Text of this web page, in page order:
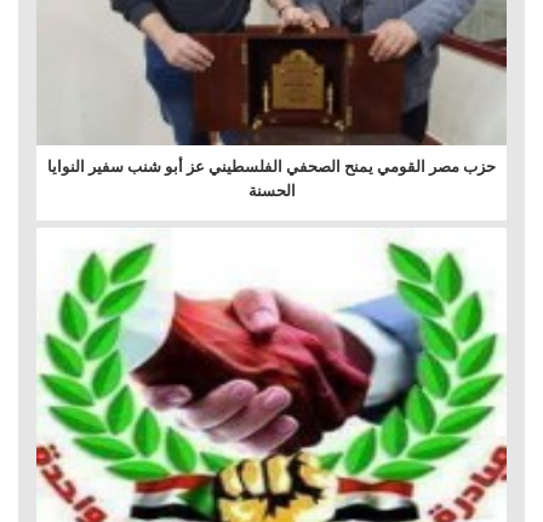
حزب مصر القومي يمنح الصحفي الفلسطيني عز أبو شنب سفير النوايا
الحسنة